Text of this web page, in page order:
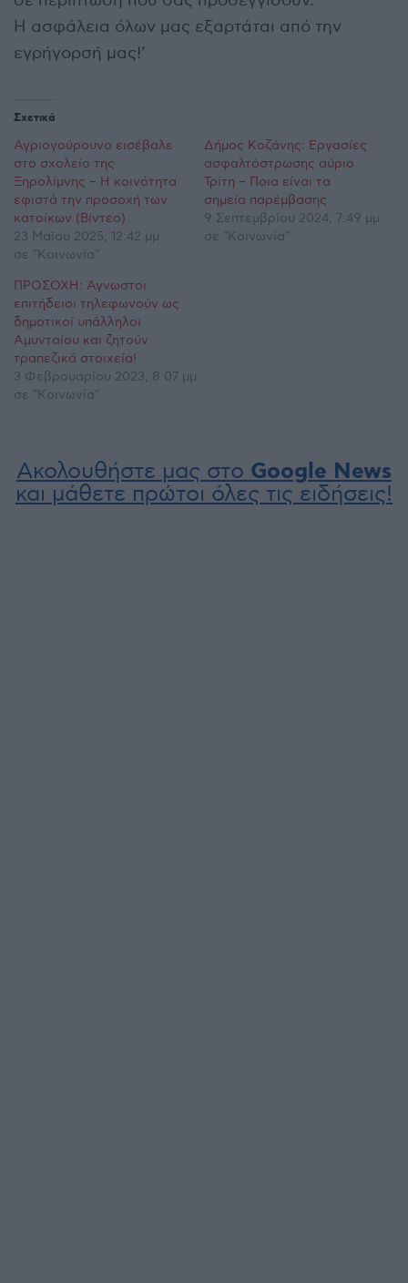
Η ασφάλεια όλων μας εξαρτάται από την
εγρήγορσή μας!’
Σχετικά
Αγριογούρουνο εισέβαλε
στο σχολείο της
Ξηρολίμνης – Η κοινότητα
εφιστά την προσοχή των
κατοίκων (Βίντεο)
23 Μαΐου 2025, 12:42 μμ
σε "Κοινωνία"
Δήμος Κοζάνης: Εργασίες
ασφαλτόστρωσης αύριο
Τρίτη – Ποια είναι τα
σημεία παρέμβασης
9 Σεπτεμβρίου 2024, 7:49 μμ
σε "Κοινωνία"
ΠΡΟΣΟΧΗ: Άγνωστοι
επιτήδειοι τηλεφωνούν ως
δημοτικοί υπάλληλοι
Αμυνταίου και ζητούν
τραπεζικά στοιχεία!
3 Φεβρουαρίου 2023, 8:07 μμ
σε "Κοινωνία"
Ακολουθήστε μας στο Google News
και μάθετε πρώτοι όλες τις ειδήσεις!